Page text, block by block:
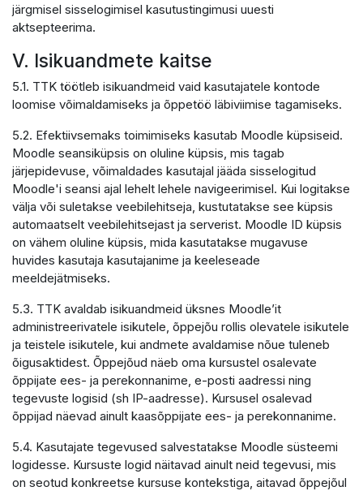
järgmisel sisselogimisel kasutustingimusi uuesti
aktsepteerima.
V. Isikuandmete kaitse
5.1. TTK töötleb isikuandmeid vaid kasutajatele kontode
loomise võimaldamiseks ja õppetöö läbiviimise tagamiseks.
5.2. Efektiivsemaks toimimiseks kasutab Moodle küpsiseid.
Moodle seansiküpsis on oluline küpsis, mis tagab
järjepidevuse, võimaldades kasutajal jääda sisselogitud
Moodle'i seansi ajal lehelt lehele navigeerimisel. Kui logitakse
välja või suletakse veebilehitseja, kustutatakse see küpsis
automaatselt veebilehitsejast ja serverist. Moodle ID küpsis
on vähem oluline küpsis, mida kasutatakse mugavuse
huvides kasutaja kasutajanime ja keeleseade
meeldejätmiseks.
5.3. TTK avaldab isikuandmeid üksnes Moodle’it
administreerivatele isikutele, õppejõu rollis olevatele isikutele
ja teistele isikutele, kui andmete avaldamise nõue tuleneb
õigusaktidest. Õppejõud näeb oma kursustel osalevate
õppijate ees- ja perekonnanime, e-posti aadressi ning
tegevuste logisid (sh IP-aadresse). Kursusel osalevad
õppijad näevad ainult kaasõppijate ees- ja perekonnanime.
5.4. Kasutajate tegevused salvestatakse Moodle süsteemi
logidesse. Kursuste logid näitavad ainult neid tegevusi, mis
on seotud konkreetse kursuse kontekstiga, aitavad õppejõul